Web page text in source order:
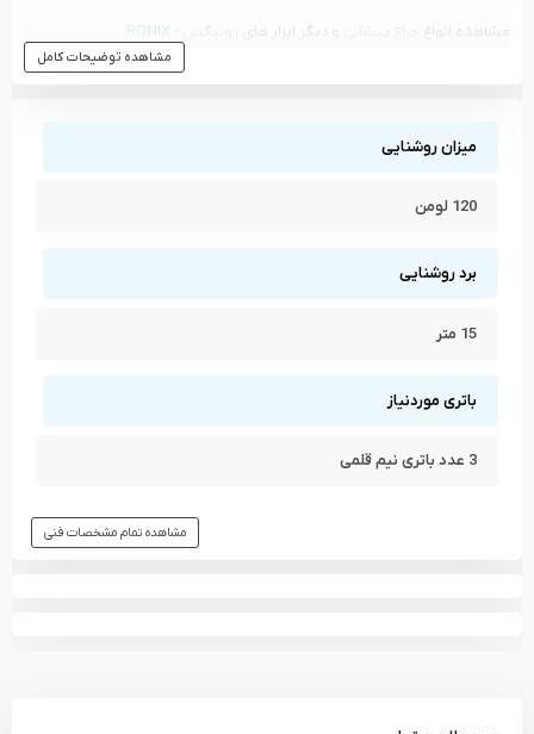
مشاهده انواع چراغ پیشانی و دیگر ابزار های رونیکس - RONIX
مشاهده توضیحات کامل
میزان روشنایی
120 لومن
برد روشنایی
15 متر
باتری موردنیاز
3 عدد باتری نیم قلمی
مشاهده تمام مشخصات فنی